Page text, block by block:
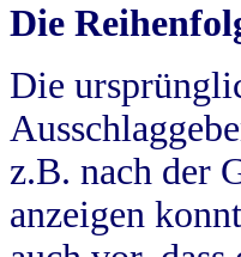
Die
Die
z.B. nach der
anzeigen